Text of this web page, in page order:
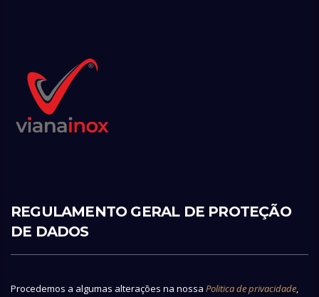
REGULAMENTO GERAL DE PROTEÇÃO
DE DADOS
Procedemos a algumas alterações na nossa Politica de privacidade